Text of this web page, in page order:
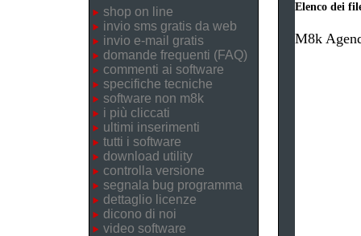
shop on line
invio sms gratis da web
invio e-mail gratis
domande frequenti (FAQ)
commenti ai software
specifiche tecniche
software non m8k
i più cliccati
ultimi inserimenti
tutti i software
download utility
controlla versione
segnala bug programma
dettaglio licenze
dicono di noi
video software
Elenco dei
M8k